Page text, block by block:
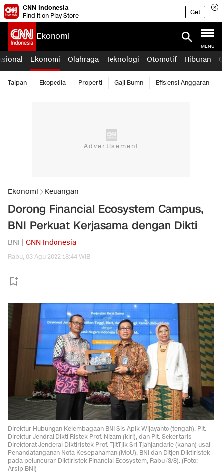
CNN Indonesia
Find it on Play Store
Get
Ekonomi
MENU
Ekonomi Olahraga Teknologi Otomotif Hiburan
Taipan Ekopedia Properti Gaji Bumn Efisiensi Anggaran
Ekonomi Keuangan
Dorong Financial Ecosystem Campus,
BNI Perkuat Kerjasama dengan Dikti
BNI | CNN Indonesia
Rabu, 03 Agu 2022 18:44 WIB
Direktur Hubungan Kelembagaan BNI Sis Apik Wijayanto (tengah), Plt.
Direktur Jendral Dikti Ristek Prof. Nizam (kiri), dan Plt. Sekertaris
Direktorat Jenderal Diktiristek Prof. TjitTjik Sri Tjahjandarie (kanan) usai
Penandatanganan Nota Kesepahaman (MoU), BNI dan Ditjen Diktiristek
pada peluncuran Diktiristek Financial Ecosystem, Rabu (3/8). (Foto:
Arsip BNI)